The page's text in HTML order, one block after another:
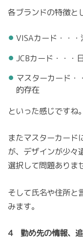
各ブランドの特徴と
VISAカード・・
JCBカード・・・
マスターカード・
的存在
といった感じですね。
またマスターカード
が、デザインが少々
選択して問題ありま
そして氏名や住所と
みます。
4 勤め先の情報、